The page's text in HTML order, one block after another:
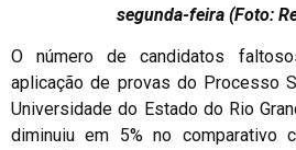
segunda-feira (Foto:
O número de candidatos
aplicação de provas do Processo
Universidade do Estado do Rio
diminuiu em 5% no comparativo